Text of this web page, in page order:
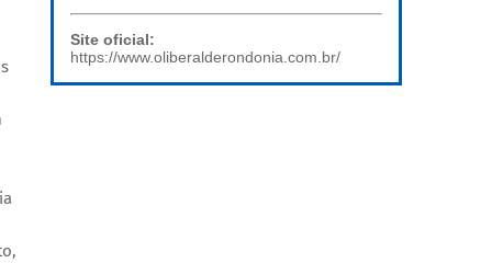
Site oficial:
https://www.oliberalderondonia.com.br/